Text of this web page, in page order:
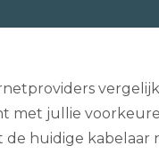
jullie
de huidige